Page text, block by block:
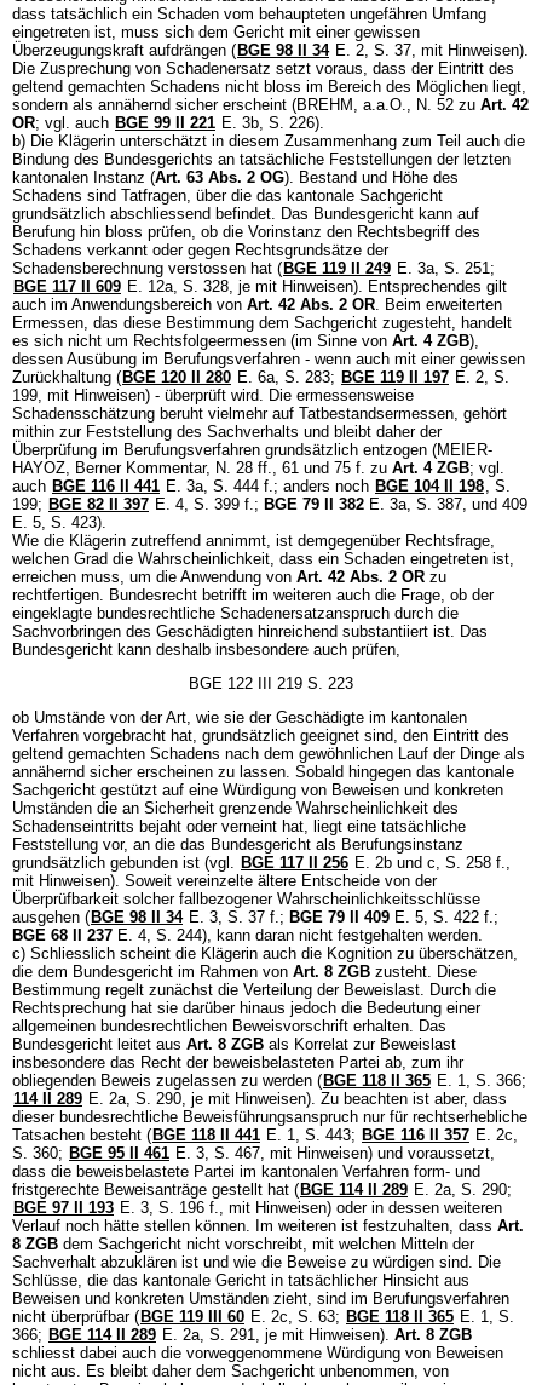
dass tatsächlich ein Schaden vom behaupteten ungefähren Umfang
eingetreten ist, muss sich dem Gericht mit einer gewissen
Überzeugungskraft aufdrängen ( BGE 98 II 34 E. 2, S. 37, mit Hinweisen).
Die Zusprechung von Schadenersatz setzt voraus, dass der Eintritt des
geltend gemachten Schadens nicht bloss im Bereich des Möglichen liegt,
sondern als annähernd sicher erscheint (BREHM, a.a.O., N. 52 zu Art. 42
OR; vgl. auch BGE 99 II 221 E. 3b, S. 226).
b) Die Klägerin unterschätzt in diesem Zusammenhang zum Teil auch die
Bindung des Bundesgerichts an tatsächliche Feststellungen der letzten
kantonalen Instanz (Art. 63 Abs. 2 OG). Bestand und Höhe des
Schadens sind Tatfragen, über die das kantonale Sachgericht
grundsätzlich abschliessend befindet. Das Bundesgericht kann auf
Berufung hin bloss prüfen, ob die Vorinstanz den Rechtsbegriff des
Schadens verkannt oder gegen Rechtsgrundsätze der
Schadensberechnung verstossen hat ( BGE 119 II 249 E. 3a, S. 251;
BGE 117 II 609 E. 12a, S. 328, je mit Hinweisen). Entsprechendes gilt
auch im Anwendungsbereich von Art. 42 Abs. 2 OR. Beim erweiterten
Ermessen, das diese Bestimmung dem Sachgericht zugesteht, handelt
es sich nicht um Rechtsfolgeermessen (im Sinne von Art. 4 ZGB),
dessen Ausübung im Berufungsverfahren - wenn auch mit einer gewissen
Zurückhaltung ( BGE 120 II 280 E. 6a, S. 283; BGE 119 II 197 E. 2, S.
199, mit Hinweisen) - überprüft wird. Die ermessensweise
Schadensschätzung beruht vielmehr auf Tatbestandsermessen, gehört
mithin zur Feststellung des Sachverhalts und bleibt daher der
Überprüfung im Berufungsverfahren grundsätzlich entzogen (MEIER-
HAYOZ, Berner Kommentar, N. 28 ff., 61 und 75 f. zu Art. 4 ZGB; vgl.
auch BGE 116 II 441 E. 3a, S. 444 f.; anders noch BGE 104 II 198, S.
199; BGE 82 II 397 E. 4, S. 399 f.; BGE 79 II 382 E. 3a, S. 387, und 409
E. 5, S. 423).
Wie die Klägerin zutreffend annimmt, ist demgegenüber Rechtsfrage,
welchen Grad die Wahrscheinlichkeit, dass ein Schaden eingetreten ist,
erreichen muss, um die Anwendung von Art. 42 Abs. 2 OR zu
rechtfertigen. Bundesrecht betrifft im weiteren auch die Frage, ob der
eingeklagte bundesrechtliche Schadenersatzanspruch durch die
Sachvorbringen des Geschädigten hinreichend substantiiert ist. Das
Bundesgericht kann deshalb insbesondere auch prüfen,
BGE 122 III 219 S. 223
ob Umstände von der Art, wie sie der Geschädigte im kantonalen
Verfahren vorgebracht hat, grundsätzlich geeignet sind, den Eintritt des
geltend gemachten Schadens nach dem gewöhnlichen Lauf der Dinge als
annähernd sicher erscheinen zu lassen. Sobald hingegen das kantonale
Sachgericht gestützt auf eine Würdigung von Beweisen und konkreten
Umständen die an Sicherheit grenzende Wahrscheinlichkeit des
Schadenseintritts bejaht oder verneint hat, liegt eine tatsächliche
Feststellung vor, an die das Bundesgericht als Berufungsinstanz
grundsätzlich gebunden ist (vgl. BGE 117 II 256 E. 2b und c, S. 258 f.,
mit Hinweisen). Soweit vereinzelte ältere Entscheide von der
Überprüfbarkeit solcher fallbezogener Wahrscheinlichkeitsschlüsse
ausgehen ( BGE 98 II 34 E. 3, S. 37 f.; BGE 79 II 409 E. 5, S. 422 f.;
BGE 68 II 237 E. 4, S. 244), kann daran nicht festgehalten werden.
c) Schliesslich scheint die Klägerin auch die Kognition zu überschätzen,
die dem Bundesgericht im Rahmen von Art. 8 ZGB zusteht. Diese
Bestimmung regelt zunächst die Verteilung der Beweislast. Durch die
Rechtsprechung hat sie darüber hinaus jedoch die Bedeutung einer
allgemeinen bundesrechtlichen Beweisvorschrift erhalten. Das
Bundesgericht leitet aus Art. 8 ZGB als Korrelat zur Beweislast
insbesondere das Recht der beweisbelasteten Partei ab, zum ihr
obliegenden Beweis zugelassen zu werden ( BGE 118 II 365 E. 1, S. 366;
114 II 289 E. 2a, S. 290, je mit Hinweisen). Zu beachten ist aber, dass
dieser bundesrechtliche Beweisführungsanspruch nur für rechtserhebliche
Tatsachen besteht ( BGE 118 II 441 E. 1, S. 443; BGE 116 II 357 E. 2c,
S. 360; BGE 95 II 461 E. 3, S. 467, mit Hinweisen) und voraussetzt,
dass die beweisbelastete Partei im kantonalen Verfahren form- und
fristgerechte Beweisanträge gestellt hat ( BGE 114 II 289 E. 2a, S. 290;
BGE 97 II 193 E. 3, S. 196 f., mit Hinweisen) oder in dessen weiteren
Verlauf noch hätte stellen können. Im weiteren ist festzuhalten, dass Art.
8 ZGB dem Sachgericht nicht vorschreibt, mit welchen Mitteln der
Sachverhalt abzuklären ist und wie die Beweise zu würdigen sind. Die
Schlüsse, die das kantonale Gericht in tatsächlicher Hinsicht aus
Beweisen und konkreten Umständen zieht, sind im Berufungsverfahren
nicht überprüfbar ( BGE 119 III 60 E. 2c, S. 63; BGE 118 II 365 E. 1, S.
366; BGE 114 II 289 E. 2a, S. 291, je mit Hinweisen). Art. 8 ZGB
schliesst dabei auch die vorweggenommene Würdigung von Beweisen
nicht aus. Es bleibt daher dem Sachgericht unbenommen, von